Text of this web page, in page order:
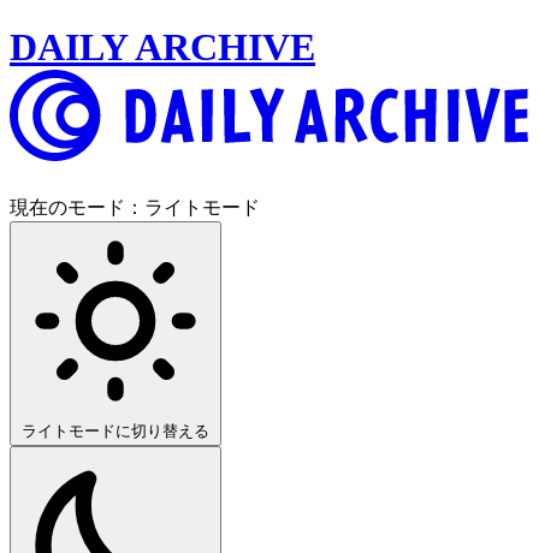
DAILY ARCHIVE
現在のモード： ライトモード
ライトモードに切り替える